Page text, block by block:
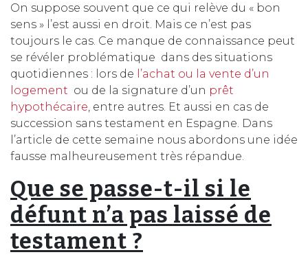
On suppose souvent que ce qui relève du « bon
sens » l’est aussi en droit. Mais ce n’est pas
toujours le cas. Ce manque de connaissance peut
se révéler problématique dans des situations
quotidiennes : lors de l’achat ou la vente d’un
logement ou de la signature d’un prêt
hypothécaire , entre autres. Et aussi en cas de
succession sans testament en Espagne. Dans
l’article de cette semaine nous abordons une idée
fausse malheureusement très répandue.
Que se passe-t-il si le
défunt n’a pas laissé de
testament ?